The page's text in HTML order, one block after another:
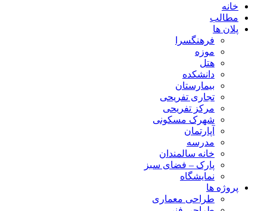
خانه
مطالب
پلان ها
فرهنگسرا
موزه
هتل
دانشکده
بیمارستان
تجاری تفریحی
مرکز تفریحی
شهرک مسکونی
آپارتمان
مدرسه
خانه سالمندان
پارک – فضای سبز
نمایشگاه
پروژه ها
طراحی معماری